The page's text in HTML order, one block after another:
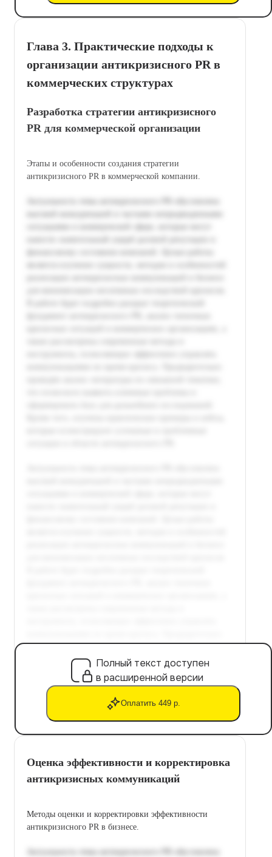
Глава 3. Практические подходы к
организации антикризисного PR в
коммерческих структурах
Разработка стратегии антикризисного
PR для коммерческой организации
Этапы и особенности создания стратегии
антикризисного PR в коммерческой компании.
Полный текст доступен
в расширенной версии
Оплатить 449 р.
Оценка эффективности и корректировка
антикризисных коммуникаций
Методы оценки и корректировки эффективности
антикризисного PR в бизнесе.